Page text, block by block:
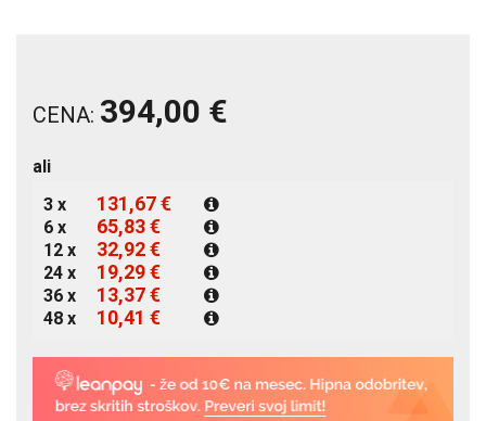
CENA: 394,00 €
ali
3 x
131,67 €
6 x 65,83 €
12 x 32,92 €
24 x 19,29 €
36 x 13,37 €
48 x 10,41 €